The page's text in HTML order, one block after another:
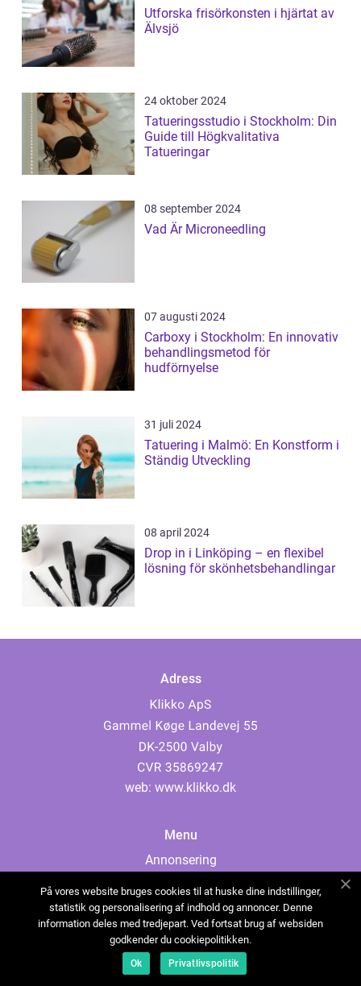
Utforska frisörkonsten i hjärtat av
Älvsjö
24 oktober 2024
Tatueringsstudio i Stockholm: Din
Guide till Högkvalitativa
Tatueringar
08 september 2024
Vad Är Microneedling
07 augusti 2024
Carboxy i Stockholm: En innovativ
behandlingsmetod för
hudförnyelse
31 juli 2024
Tatuering i Malmö: En Konstform i
Ständig Utveckling
08 april 2024
Drop in i Linköping – en flexibel
lösning för skönhetsbehandlingar
Adress
web: www.klikko.dk
Menu
Annonsering
Cookies
Kontakta oss
Sitemap
På vores website bruges cookies til at huske dine indstillinger,
statistik og personalisering af indhold og annoncer. Denne
information deles med tredjepart. Ved fortsat brug af websiden
godkender du cookiepolitikken.
Ok Privatlivspolitik